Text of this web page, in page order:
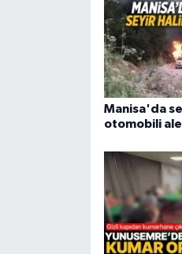
Manisa'da
otomobili